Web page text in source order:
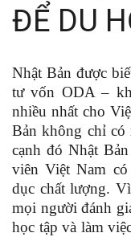
ĐỂ DU
Nhật Bản được
tư vốn ODA –
nhiều nhất cho
Bản không chỉ có
cạnh đó Nhật
viên Việt Nam
dục chất lượng.
mọi người đánh
học tập và làm